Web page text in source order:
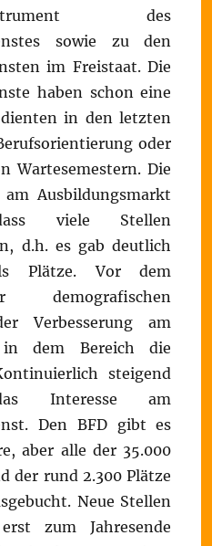
des
sowie zu den
im Freistaat. Die
haben schon eine
in den letzten
oder
Wartesemestern. Die
Ausbildungsmarkt
viele Stellen
d.h. es gab deutlich
Plätze. Vor dem
demografischen
Verbesserung am
dem Bereich die
steigend
Interesse am
Den BFD gibt es
aber alle der 35.000
der rund 2.300 Plätze
Neue Stellen
zum Jahresende